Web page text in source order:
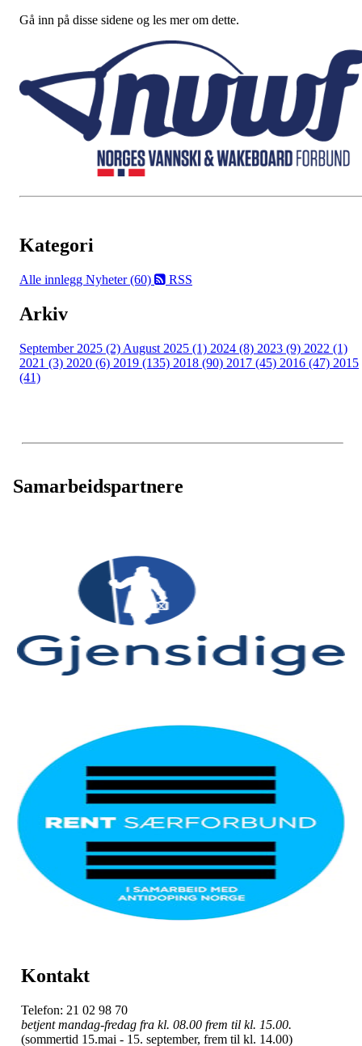
Gå inn på disse sidene og les mer om dette.
Kategori
Alle innlegg Nyheter (60) RSS
Arkiv
September 2025 (2) August 2025 (1) 2024 (8) 2023 (9) 2022 (1)
2021 (3) 2020 (6) 2019 (135) 2018 (90) 2017 (45) 2016 (47) 2015
(41)
Samarbeidspartnere
Kontakt
Telefon: 21 02 98 70
betjent mandag-fredag fra kl. 08.00 frem til kl. 15.00.
(sommertid 15.mai - 15. september, frem til kl. 14.00)